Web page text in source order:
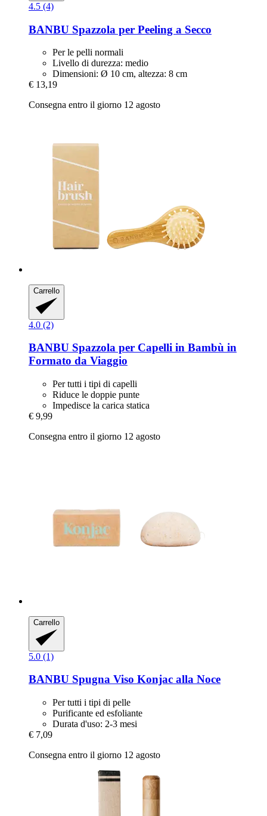
4.5 (4)
BANBU Spazzola per Peeling a Secco
Per le pelli normali
Livello di durezza: medio
Dimensioni: Ø 10 cm, altezza: 8 cm
€ 13,19
Consegna entro il giorno 12 agosto
Carrello
4.0 (2)
BANBU Spazzola per Capelli in Bambù in
Formato da Viaggio
Per tutti i tipi di capelli
Riduce le doppie punte
Impedisce la carica statica
€ 9,99
Consegna entro il giorno 12 agosto
Carrello
5.0 (1)
BANBU Spugna Viso Konjac alla Noce
Per tutti i tipi di pelle
Purificante ed esfoliante
Durata d'uso: 2-3 mesi
€ 7,09
Consegna entro il giorno 12 agosto